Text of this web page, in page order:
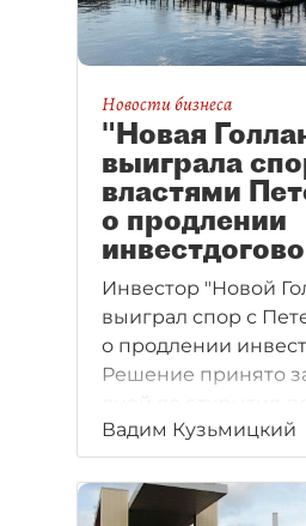
Новости бизнеса
"Новая
выиграла
властями
о продлении
Инвестор "Новой
выиграл спор с
о продлении
Решение принято
корпуса.
Вадим Кузьмицкий